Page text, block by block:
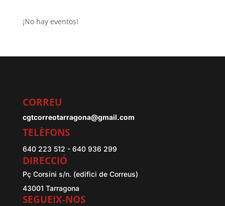
¡No hay eventos!
CORREU
cgtcorreotarragona@gmail.com
TELÈFONS
640 223 512 - 640 936 299
DIRECCIÓ
Pç Corsini s/n. (edifici de Correus)
43001 Tarragona
SEGUEIX-NOS